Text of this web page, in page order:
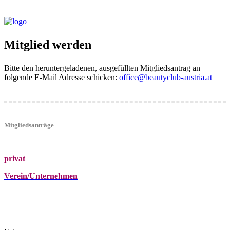
Mitglied werden
Bitte den heruntergeladenen, ausgefüllten Mitgliedsantrag an
folgende E-Mail Adresse schicken: office@beautyclub-austria.at
Mitgliedsanträge
privat
Verein/Unternehmen